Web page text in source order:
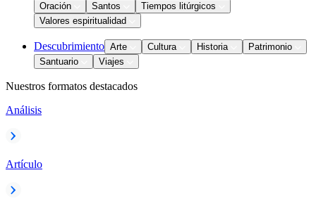
Oración
Santos
Tiempos litúrgicos
Valores espiritualidad
Descubrimiento Arte Cultura Historia
Patrimonio
Santuario
Viajes
Nuestros formatos destacados
Análisis
Artículo